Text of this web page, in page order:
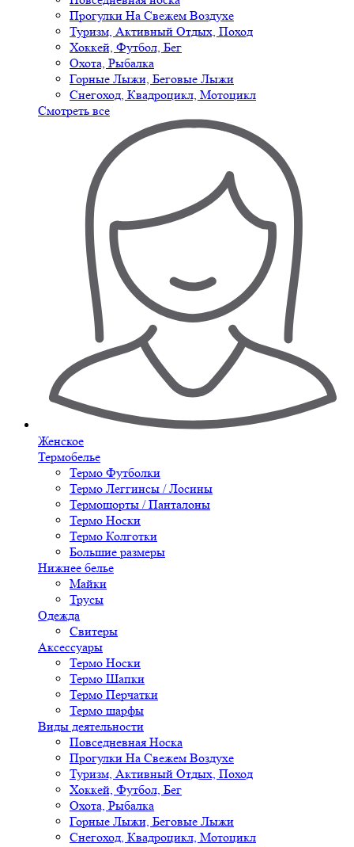
Прогулки На Свежем Воздухе
Туризм, Активный Отдых, Поход
Хоккей, Футбол, Бег
Охота, Рыбалка
Горные Лыжи, Беговые Лыжи
Снегоход, Квадроцикл, Мотоцикл
Смотреть все
Женское
Термобелье
Термо Футболки
Термо Леггинсы / Лосины
Термошорты / Панталоны
Термо Носки
Термо Колготки
Большие размеры
Нижнее белье
Майки
Трусы
Одежда
Свитеры
Аксессуары
Термо Носки
Термо Шапки
Термо Перчатки
Термо шарфы
Виды деятельности
Повседневная Носка
Прогулки На Свежем Воздухе
Туризм, Активный Отдых, Поход
Хоккей, Футбол, Бег
Охота, Рыбалка
Горные Лыжи, Беговые Лыжи
Снегоход, Квадроцикл, Мотоцикл